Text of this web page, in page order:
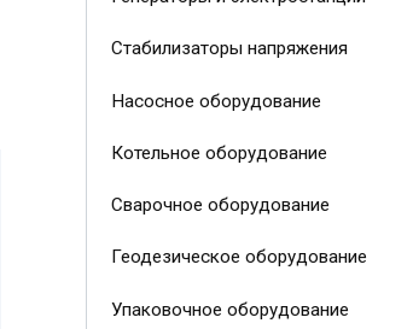
Стабилизаторы напряжения
Насосное оборудование
Котельное оборудование
Сварочное оборудование
Геодезическое оборудование
Упаковочное оборудование